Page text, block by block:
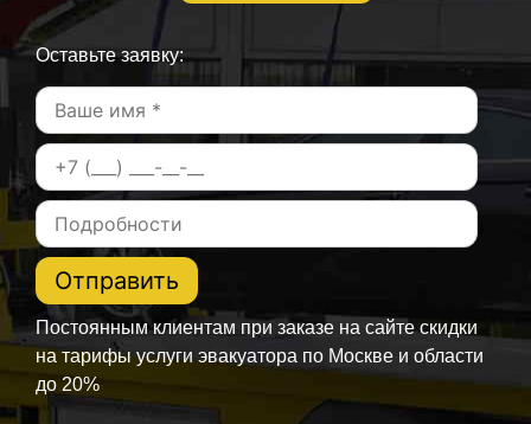
Оставьте заявку:
Постоянным клиентам при заказе на сайте скидки
на тарифы услуги эвакуатора по Москве и области
до 20%